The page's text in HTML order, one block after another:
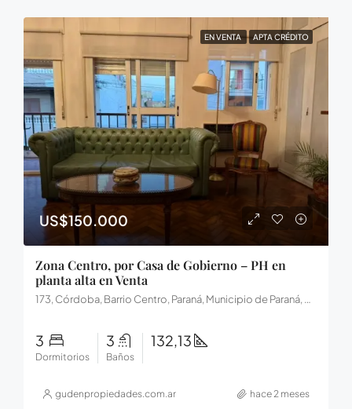
EN VENTA APTA CRÉDITO
US$150.000
Zona Centro, por Casa de Gobierno – PH en
planta alta en Venta
173, Córdoba, Barrio Centro, Paraná, Municipio de Paraná, Distrito Sauce, Departamento Paraná, Entre Ríos, 3100, Argentina
3
Dormitorios
3
Baños
132,13
gudenpropiedades.com.ar hace 2 meses